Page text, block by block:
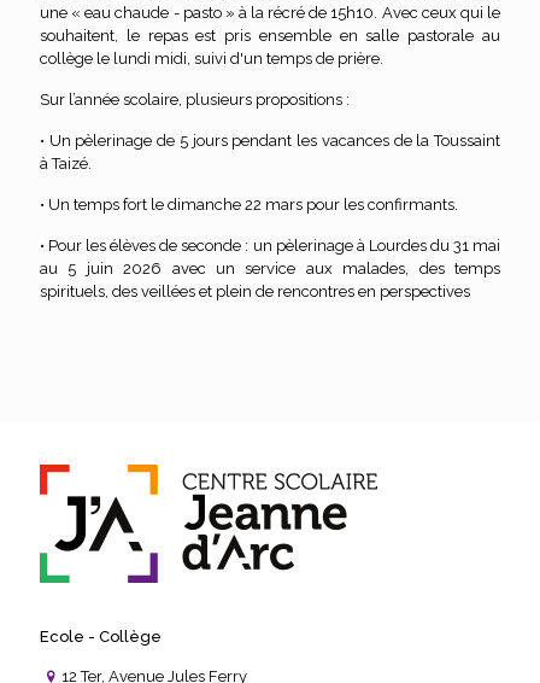
une « eau chaude - pasto » à la récré de 15h10. Avec ceux qui le
souhaitent, le repas est pris ensemble en salle pastorale au
collège le lundi midi, suivi d'un temps de prière.
Sur l’année scolaire, plusieurs propositions :
• Un pèlerinage de 5 jours pendant les vacances de la Toussaint
à Taizé.
• Un temps fort le dimanche 22 mars pour les confirmants.
• Pour les élèves de seconde : un pèlerinage à Lourdes du 31 mai
au 5 juin 2026 avec un service aux malades, des temps
spirituels, des veillées et plein de rencontres en perspectives
Ecole - Collège
12 Ter, Avenue Jules Ferry